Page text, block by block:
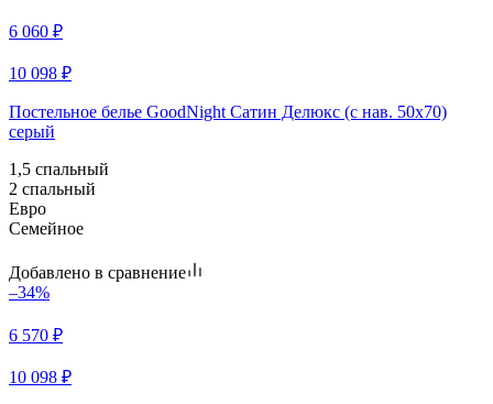
6 060 ₽
10 098 ₽
Постельное белье GoodNight Сатин Делюкс (с нав. 50х70)
серый
1,5 спальный
2 спальный
Евро
Семейное
Добавлено в сравнение
–34%
6 570 ₽
10 098 ₽